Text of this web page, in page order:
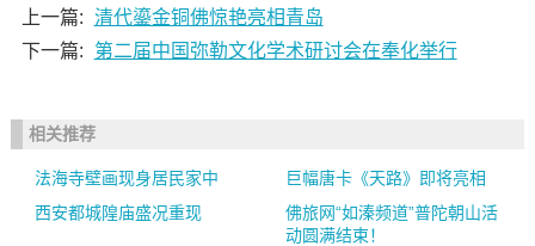
上一篇: 清代鎏金铜佛惊艳亮相青岛
下一篇:
第二届中国弥勒文化学术研讨会在奉化举行
相关推荐
法海寺壁画现身居民家中
巨幅唐卡《天路》即将亮相
西安都城隍庙盛况重现
佛旅网“如溱频道”普陀朝山活
动圆满结束！